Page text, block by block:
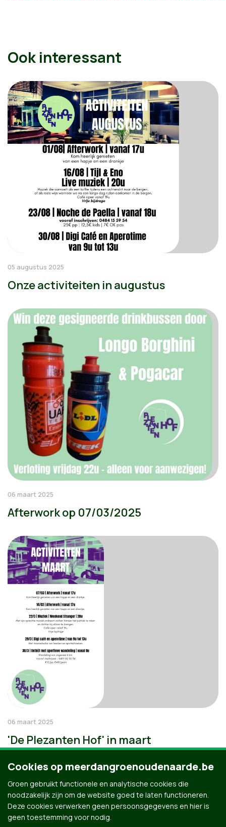
Ook interessant
05 augustus 2025
Onze activiteiten in augustus
06 maart 2025
Afterwork op 07/03/2025
06 maart 2025
'De Plezanten Hof' in maart
Cookies op meerdangroenoudenaarde.be
Groen gebruikt functionele en analytische cookies die
noodzakelijk zijn om de website goed te laten functioneren.
Deze cookies verwerken geen persoonsgegevens en hier is
geen toestemming voor nodig.